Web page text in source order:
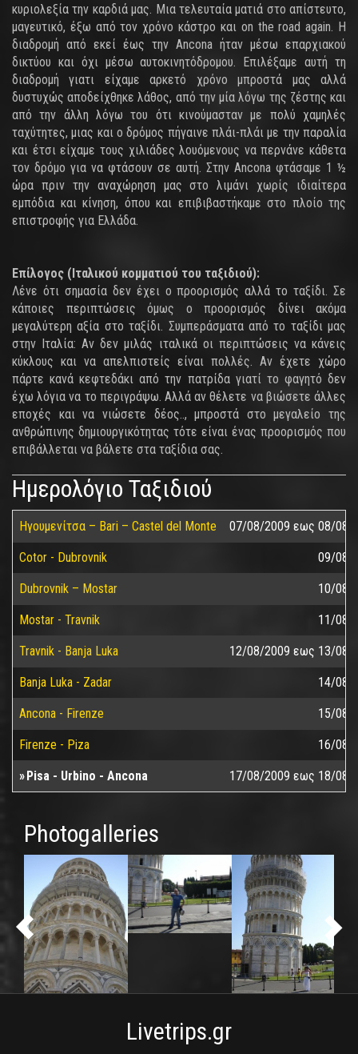
κυριολεξία την καρδιά μας. Μια τελευταία ματιά στο απίστευτο,
μαγευτικό, έξω από τον χρόνο κάστρο και on the road again. Η
διαδρομή από εκεί έως την Ancona ήταν μέσω επαρχιακού
δικτύου και όχι μέσω αυτοκινητόδρομου. Επιλέξαμε αυτή τη
διαδρομή γιατι είχαμε αρκετό χρόνο μπροστά μας αλλά
δυστυχώς αποδείχθηκε λάθος, από την μία λόγω της ζέστης και
από την άλλη λόγω του ότι κινούμασταν με πολύ χαμηλές
ταχύτητες, μιας και ο δρόμος πήγαινε πλάι-πλάι με την παραλία
και έτσι είχαμε τους χιλιάδες λουόμενους να περνάνε κάθετα
τον δρόμο για να φτάσουν σε αυτή. Στην Ancona φτάσαμε 1 ½
ώρα πριν την αναχώρηση μας στο λιμάνι χωρίς ιδιαίτερα
εμπόδια και κίνηση, όπου και επιβιβαστήκαμε στο πλοίο της
επιστροφής για Ελλάδα.
Επίλογος (Ιταλικού κομματιού του ταξιδιού):
Λένε ότι σημασία δεν έχει ο προορισμός αλλά το ταξίδι. Σε
κάποιες περιπτώσεις όμως ο προορισμός δίνει ακόμα
μεγαλύτερη αξία στο ταξίδι. Συμπεράσματα από το ταξίδι μας
στην Ιταλία: Αν δεν μιλάς ιταλικά οι περιπτώσεις να κάνεις
κύκλους και να απελπιστείς είναι πολλές. Αν έχετε χώρο
πάρτε κανά κεφτεδάκι από την πατρίδα γιατί το φαγητό δεν
έχω λόγια να το περιγράψω. Αλλά αν θέλετε να βιώσετε άλλες
εποχές και να νιώσετε δέος.., μπροστά στο μεγαλείο της
ανθρώπινης δημιουργικότητας τότε είναι ένας προορισμός που
επιβάλλεται να βάλετε στα ταξίδια σας.
Ημερολόγιο Ταξιδιού
Ηγουμενίτσα – Bari – Castel del Monte 07/08/2009 εως 08/08/
Cotor - Dubrovnik 09/08/
Dubrovnik – Mostar 10/08/
Mostar - Travnik 11/08/
Travnik - Banja Luka 12/08/2009 εως 13/08/
Banja Luka - Zadar 14/08/
Ancona - Firenze 15/08/
Firenze - Piza 16/08/
Pisa - Urbino - Ancona 17/08/2009 εως 18/08/
Photogalleries
Livetrips.gr